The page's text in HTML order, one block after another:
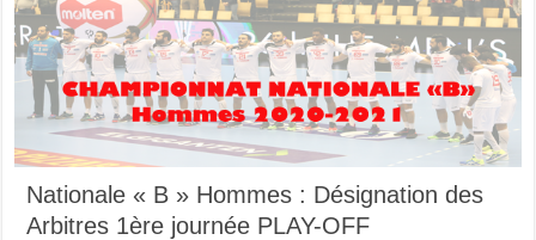
Nationale « B » Hommes : Désignation des
Arbitres 1ère journée PLAY-OFF